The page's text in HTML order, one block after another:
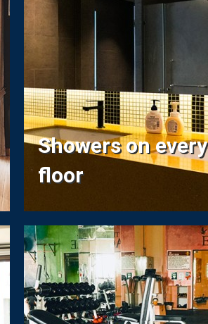
Showers on every
floor